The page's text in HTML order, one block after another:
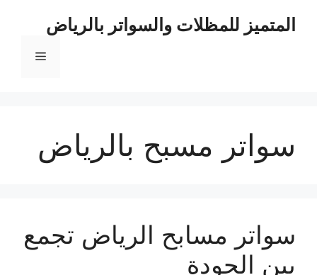
المتميز للمظلات والسواتر بالرياض
القائمة
سواتر مسبح بالرياض
سواتر مسابح الرياض تجمع
بين الجودة